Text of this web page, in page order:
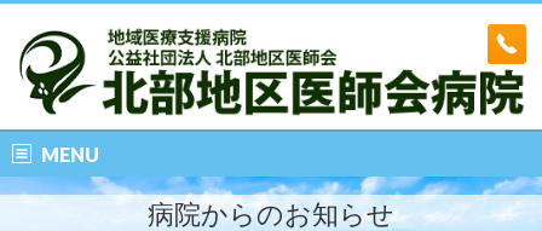
MENU
病院からのお知らせ